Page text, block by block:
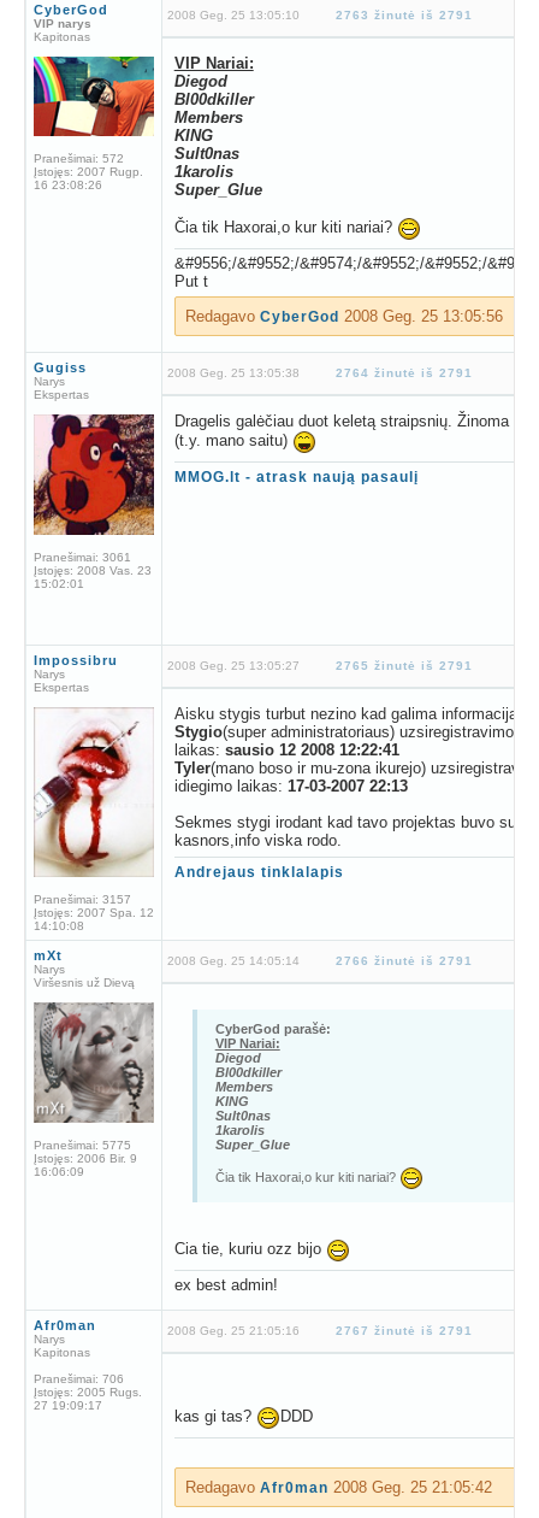
CyberGod
VIP narys
Kapitonas
Pranešimai: 572
Įstojęs: 2007 Rugp.
16 23:08:26
2008 Geg. 25 13:05:10 2763 žinutė iš 2791
VIP Nariai:
Diegod
Bl00dkiller
Members
KING
Sult0nas
1karolis
Super_Glue
Čia tik Haxorai,o kur kiti nariai?
&#9556;/&#9552;/&#9574;/&#9552;/&#9552;/
Put t
Redagavo CyberGod 2008 Geg. 25 13:05:56
Gugiss
Narys
Ekspertas
Pranešimai: 3061
Įstojęs: 2008 Vas. 23
15:02:01
2008 Geg. 25 13:05:38 2764 žinutė iš 2791
Dragelis galėčiau duot keletą straipsnių. Žinoma su
(t.y. mano saitu)
MMOG.lt - atrask naują pasaulį
Impossibru
Narys
Ekspertas
Pranešimai: 3157
Įstojęs: 2007 Spa. 12
14:10:08
2008 Geg. 25 13:05:27 2765 žinutė iš 2791
Aisku stygis turbut nezino kad galima informacija
Stygio(super administratoriaus) uzsiregistravimo ir
laikas: sausio 12 2008 12:22:41
Tyler(mano boso ir mu-zona ikurejo)
idiegimo laikas: 17-03-2007 22:13
Sekmes stygi irodant kad tavo projektas buvo
kasnors,info viska rodo.
Andrejaus tinklalapis
mXt
Narys
Viršesnis už Dievą
Pranešimai: 5775
Įstojęs: 2006 Bir. 9
16:06:09
2008 Geg. 25 14:05:14 2766 žinutė iš 2791
CyberGod parašė:
VIP Nariai:
Diegod
Bl00dkiller
Members
KING
Sult0nas
1karolis
Super_Glue
Čia tik Haxorai,o kur kiti nariai?
Cia tie, kuriu ozz bijo
ex best admin!
Afr0man
Narys
Kapitonas
Pranešimai: 706
Įstojęs: 2005 Rugs.
27 19:09:17
2008 Geg. 25 21:05:16 2767 žinutė iš 2791
kas gi tas? DDD
Redagavo Afr0man 2008 Geg. 25 21:05:42